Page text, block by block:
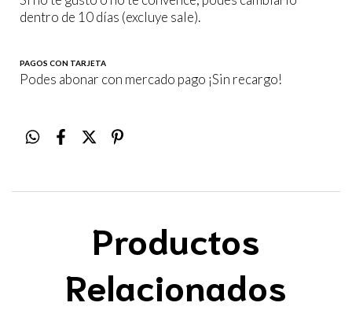
dentro de 10 días (excluye sale).
PAGOS CON TARJETA
Podes abonar con mercado pago ¡Sin recargo!
Productos
Relacionados